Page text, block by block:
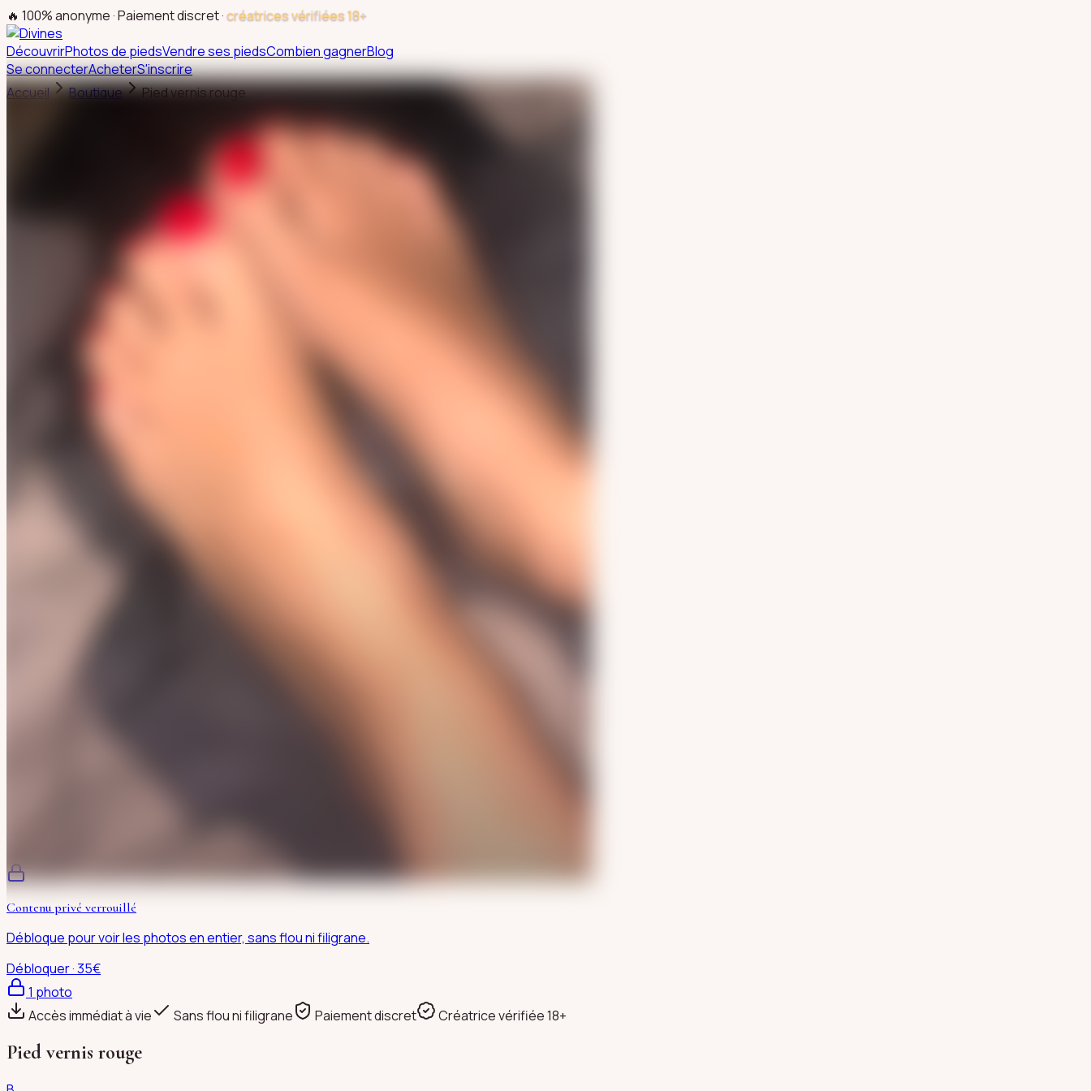
🔥 100% anonyme · Paiement discret ·créatrices vérifiées 18+
DécouvrirPhotos de piedsVendre ses piedsCombien gagnerBlog
Se connecterAcheterS'inscrire
Accueil
Boutique Pied vernis rouge
Contenu privé verrouillé
Débloque pour voir les photos en entier, sans flou ni filigrane.
Débloquer · 35€
1 photo
Accès immédiat à vie
Sans flou ni filigrane Paiement discret Créatrice vérifiée 18+
Pied vernis rouge